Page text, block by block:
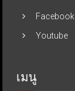
Facebook
Youtube
เมนู